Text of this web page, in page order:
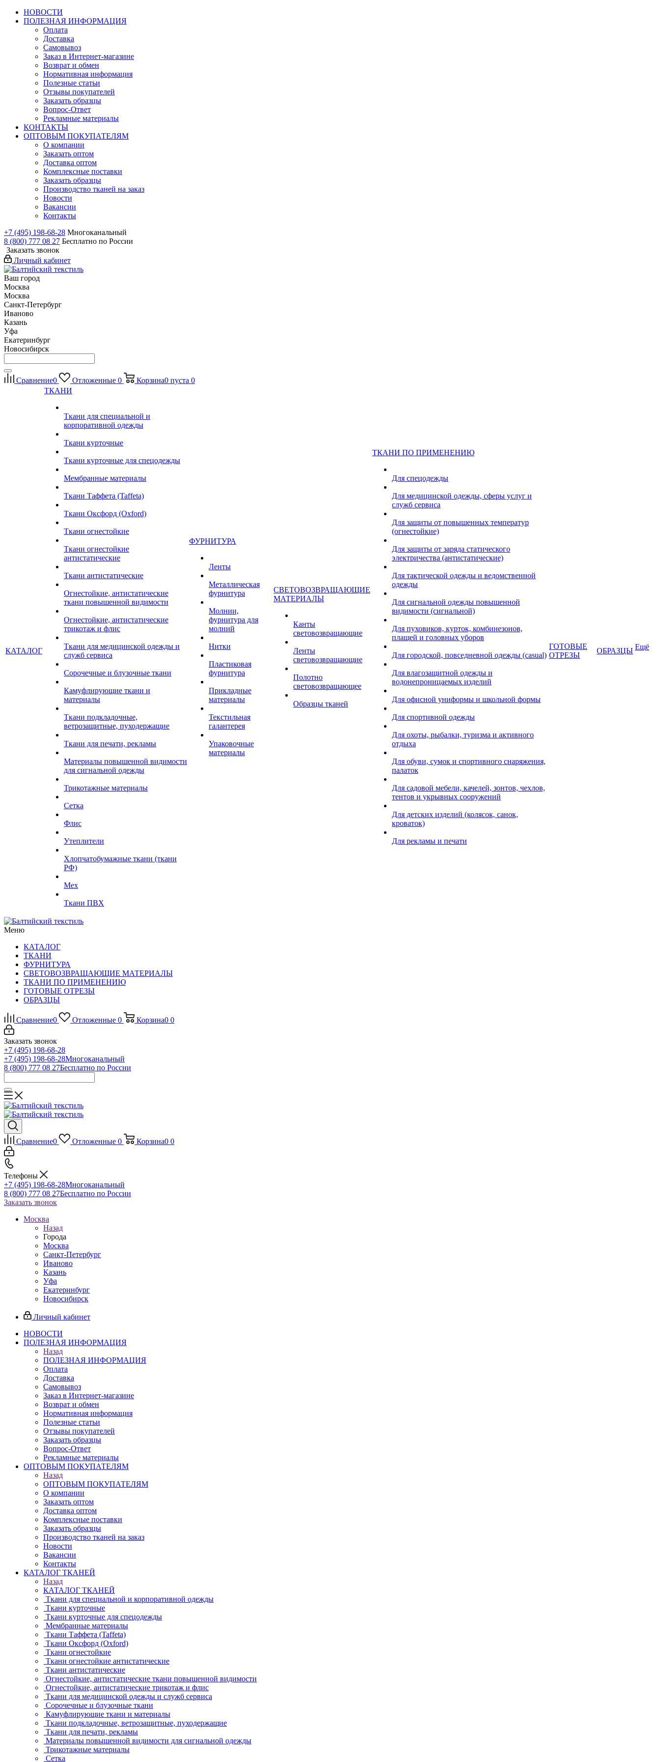
НОВОСТИ
ПОЛЕЗНАЯ ИНФОРМАЦИЯ
Оплата
Доставка
Самовывоз
Заказ в Интернет-магазине
Возврат и обмен
Нормативная информация
Полезные статьи
Отзывы покупателей
Заказать образцы
Вопрос-Ответ
Рекламные материалы
КОНТАКТЫ
ОПТОВЫМ ПОКУПАТЕЛЯМ
О компании
Заказать оптом
Доставка оптом
Комплексные поставки
Заказать образцы
Производство тканей на заказ
Новости
Вакансии
Контакты
+7 (495) 198-68-28 Многоканальный
8 (800) 777 08 27 Бесплатно по России
Заказать звонок
Личный кабинет
Ваш город
Москва
Москва
Санкт-Петербург
Иваново
Казань
Уфа
Екатеринбург
Новосибирск
Сравнение0 Отложенные 0 Корзина0 пуста 0
КАТАЛОГ
ТКАНИ
Ткани для специальной и
корпоративной одежды
Ткани курточные
Ткани курточные для спецодежды
Мембранные материалы
Ткани Таффета (Taffeta)
Ткани Оксфорд (Oxford)
Ткани огнестойкие
Ткани огнестойкие
антистатические
Ткани антистатические
Огнестойкие, антистатические
ткани повышенной видимости
Огнестойкие, антистатические
трикотаж и флис
Ткани для медицинской одежды и
служб сервиса
Сорочечные и блузочные ткани
Камуфлирующие ткани и
материалы
Ткани подкладочные,
ветрозащитные, пуходержащие
Ткани для печати, рекламы
Материалы повышенной видимости
для сигнальной одежды
Трикотажные материалы
Сетка
Флис
Утеплители
Хлопчатобумажные ткани (ткани
РФ)
Мех
Ткани ПВХ
ФУРНИТУРА
Ленты
Металлическая
фурнитура
Молнии,
фурнитура для
молний
Нитки
Пластиковая
фурнитура
Прикладные
материалы
Текстильная
галантерея
Упаковочные
материалы
СВЕТОВОЗВРАЩАЮЩИЕ
МАТЕРИАЛЫ
Канты
световозвращающие
Ленты
световозвращающие
Полотно
световозвращающее
Образцы тканей
ТКАНИ ПО ПРИМЕНЕНИЮ
Для спецодежды
Для медицинской одежды, сферы услуг и
служб сервиса
Для защиты от повышенных температур
(огнестойкие)
Для защиты от заряда статического
электричества (антистатические)
Для тактической одежды и ведомственной
одежды
Для сигнальной одежды повышенной
видимости (сигнальной)
Для пуховиков, курток, комбинезонов,
плащей и головных уборов
Для городской, повседневной одежды (casual)
Для влагозащитной одежды и
водонепроницаемых изделий
Для офисной униформы и школьной формы
Для спортивной одежды
Для охоты, рыбалки, туризма и активного
отдыха
Для обуви, сумок и спортивного снаряжения,
палаток
Для садовой мебели, качелей, зонтов, чехлов,
тентов и укрывных сооружений
Для детских изделий (колясок, санок,
кроваток)
Для рекламы и печати
ГОТОВЫЕ
ОТРЕЗЫ
ОБРАЗЦЫ Ещё
Меню
КАТАЛОГ
ТКАНИ
ФУРНИТУРА
СВЕТОВОЗВРАЩАЮЩИЕ МАТЕРИАЛЫ
ТКАНИ ПО ПРИМЕНЕНИЮ
ГОТОВЫЕ ОТРЕЗЫ
ОБРАЗЦЫ
Сравнение0 Отложенные 0 Корзина0 0
Заказать звонок
+7 (495) 198-68-28
+7 (495) 198-68-28Многоканальный
8 (800) 777 08 27Бесплатно по России
Сравнение0 Отложенные 0 Корзина0 0
Телефоны
+7 (495) 198-68-28Многоканальный
8 (800) 777 08 27Бесплатно по России
Заказать звонок
Москва
Назад
Города
Москва
Санкт-Петербург
Иваново
Казань
Уфа
Екатеринбург
Новосибирск
Личный кабинет
НОВОСТИ
ПОЛЕЗНАЯ ИНФОРМАЦИЯ
Назад
ПОЛЕЗНАЯ ИНФОРМАЦИЯ
Оплата
Доставка
Самовывоз
Заказ в Интернет-магазине
Возврат и обмен
Нормативная информация
Полезные статьи
Отзывы покупателей
Заказать образцы
Вопрос-Ответ
Рекламные материалы
ОПТОВЫМ ПОКУПАТЕЛЯМ
Назад
ОПТОВЫМ ПОКУПАТЕЛЯМ
О компании
Заказать оптом
Доставка оптом
Комплексные поставки
Заказать образцы
Производство тканей на заказ
Новости
Вакансии
Контакты
КАТАЛОГ ТКАНЕЙ
Назад
КАТАЛОГ ТКАНЕЙ
Ткани для специальной и корпоративной одежды
Ткани курточные
Ткани курточные для спецодежды
Мембранные материалы
Ткани Таффета (Taffeta)
Ткани Оксфорд (Oxford)
Ткани огнестойкие
Ткани огнестойкие антистатические
Ткани антистатические
Огнестойкие, антистатические ткани повышенной видимости
Огнестойкие, антистатические трикотаж и флис
Ткани для медицинской одежды и служб сервиса
Сорочечные и блузочные ткани
Камуфлирующие ткани и материалы
Ткани подкладочные, ветрозащитные, пуходержащие
Ткани для печати, рекламы
Материалы повышенной видимости для сигнальной одежды
Трикотажные материалы
Сетка